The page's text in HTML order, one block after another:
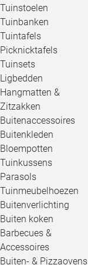
Tuinstoelen
Tuinbanken
Tuintafels
Picknicktafels
Tuinsets
Ligbedden
Hangmatten &
Zitzakken
Buitenaccessoires
Buitenkleden
Bloempotten
Tuinkussens
Parasols
Tuinmeubelhoezen
Buitenverlichting
Buiten koken
Barbecues &
Accessoires
Buiten- & Pizzaovens